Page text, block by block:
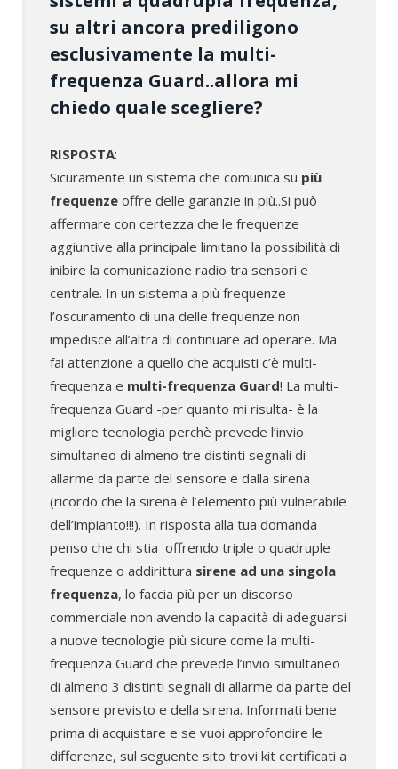
su altri ancora prediligono
esclusivamente la multi-
frequenza Guard..allora mi
chiedo quale scegliere?
RISPOSTA:
Sicuramente un sistema che comunica su più
frequenzeoffre delle garanzie in più..Si può
affermare con certezza che le frequenze
aggiuntive alla principale limitano la possibilità di
inibire la comunicazione radio tra sensori e
centrale. In un sistema a più frequenze
l’oscuramento di una delle frequenze non
impedisce all’altra di continuare ad operare. Ma
fai attenzione a quello che acquisti c’è multi-
frequenza e multi-frequenza Guard! La multi-
frequenza Guard -per quanto mi risulta- è la
migliore tecnologia perchè prevede l’invio
simultaneo di almeno tre distinti segnali di
allarme da parte del sensore e dalla sirena
(ricordo che la sirena è l’elemento più vulnerabile
dell’impianto!!!). In risposta alla tua domanda
penso che chi stia offrendo triple o quadruple
frequenze o addirittura sirene ad una singola
frequenza, lo faccia più per un discorso
commerciale non avendo la capacità di adeguarsi
a nuove tecnologie più sicure come la multi-
frequenza Guard che prevede l’invio simultaneo
di almeno 3 distinti segnali di allarme da parte del
sensore previsto e della sirena. Informati bene
prima di acquistare e se vuoi approfondire le
differenze, sul seguente sito trovi kit certificati a